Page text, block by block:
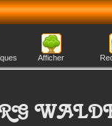
Afficher